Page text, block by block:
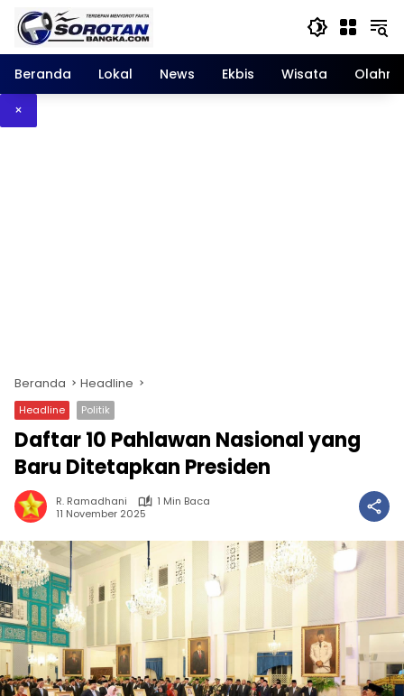
Langsung
konten
Beranda
Lokal News Ekbis Wisata
×
Beranda Headline
Headline Politik
Daftar 10 Pahlawan Nasional yang
Baru Ditetapkan Presiden
R. Ramadhani
1 Min Baca
11 November 2025